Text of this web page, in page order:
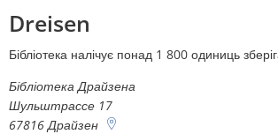
Dreisen
Бібліотека налічує понад 1 800 одиниць
Бібліотека Драйзена
Шульштрассе 17
67816Драйзен